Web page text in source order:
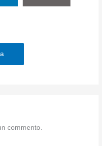
commento.